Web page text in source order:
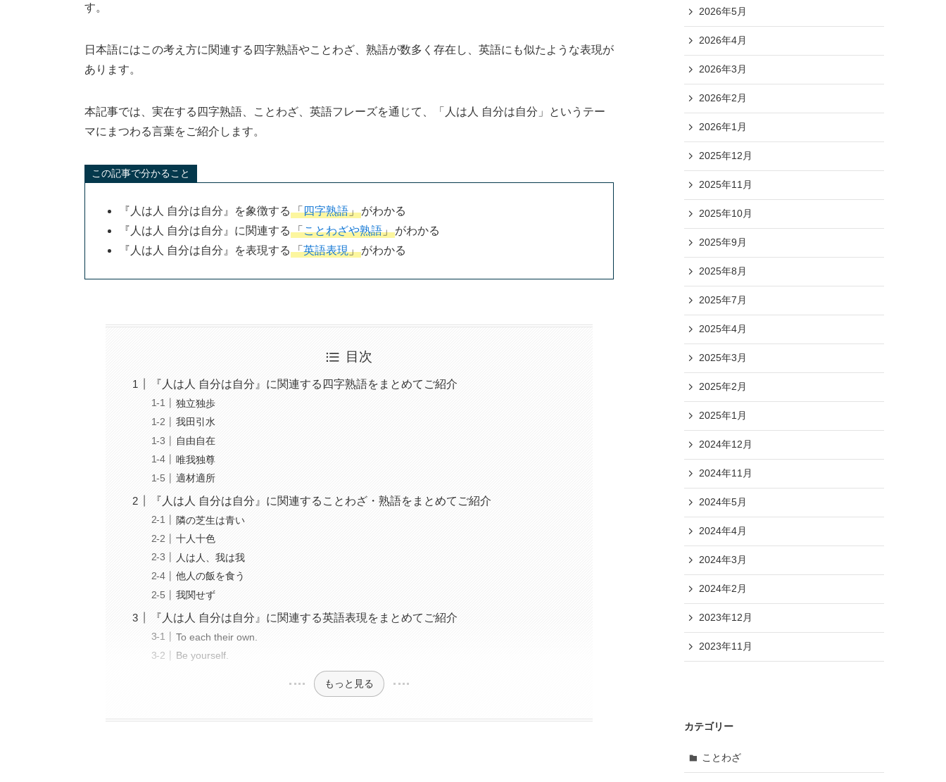
す。
日本語にはこの考え方に関連する四字熟語やことわざ、熟語が数多く存在し、英語にも似たような表現が
あります。
本記事では、実在する四字熟語、ことわざ、英語フレーズを通じて、「人は人 自分は自分」というテー
マにまつわる言葉をご紹介します。
この記事で分かること
『人は人 自分は自分』を象徴する 「四字熟語」がわかる
『人は人 自分は自分』に関連する 「ことわざや熟語」がわかる
『人は人 自分は自分』を表現する 「英語表現」がわかる
目次
『人は人 自分は自分』に関連する四字熟語をまとめてご紹介
独立独歩
我田引水
自由自在
唯我独尊
適材適所
『人は人 自分は自分』に関連することわざ・熟語をまとめてご紹介
隣の芝生は青い
十人十色
人は人、我は我
他人の飯を食う
我関せず
『人は人 自分は自分』に関連する英語表現をまとめてご紹介
To each their own.
Be yourself.
もっと見る
2026年5月
2026年4月
2026年3月
2026年2月
2026年1月
2025年12月
2025年11月
2025年10月
2025年9月
2025年8月
2025年7月
2025年4月
2025年3月
2025年2月
2025年1月
2024年12月
2024年11月
2024年5月
2024年4月
2024年3月
2024年2月
2023年12月
2023年11月
カテゴリー
ことわざ